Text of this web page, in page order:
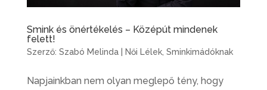
Smink és önértékelés – Középút mindenek
felett!
Szerző: Szabó Melinda| Női Lélek, Sminkimádóknak
Napjainkban nem olyan meglepő tény, hogy